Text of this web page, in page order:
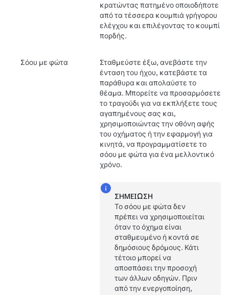
κρατώντας πατημένο οποιοδήποτε
από τα τέσσερα κουμπιά γρήγορου
ελέγχου και επιλέγοντας το κουμπί
πορδής.
Σόου με φώτα
Σταθμεύστε έξω, ανεβάστε την
ένταση του ήχου, κατεβάστε τα
παράθυρα και απολαύστε το
θέαμα. Μπορείτε να προσαρμόσετε
το τραγούδι για να εκπλήξετε τους
αγαπημένους σας και,
χρησιμοποιώντας την οθόνη αφής
του οχήματος ή την εφαρμογή για
κινητά, να προγραμματίσετε το
σόου με φώτα για ένα μελλοντικό
χρόνο.
ΣΗΜΕΊΩΣΗ
Το σόου με φώτα δεν
πρέπει να χρησιμοποιείται
όταν το όχημα είναι
σταθμευμένο ή κοντά σε
δημόσιους δρόμους. Κάτι
τέτοιο μπορεί να
αποσπάσει την προσοχή
των άλλων οδηγών. Πριν
από την ενεργοποίηση,